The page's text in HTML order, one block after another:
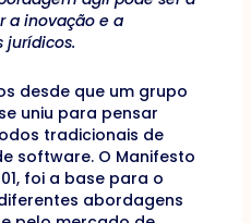
a inovação e a
jurídicos.
desde que um grupo
uniu para pensar
tradicionais de
software. O Manifesto
foi a base para o
abordagens